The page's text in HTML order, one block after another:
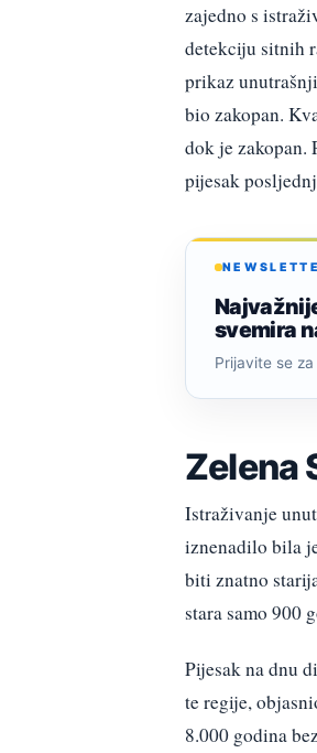
zajedno s
detekciju sitnih
prikaz
bio zakopan.
dok je
pijesak
svemira
Prijavite se
Zelena
Istraživanje
iznenadilo bila
biti znatno
stara samo 900
Pijesak na dnu
te regije,
8.000 godina